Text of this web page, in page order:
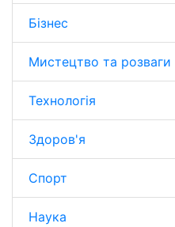
Бізнес
Мистецтво та розваги
Технологія
Здоров'я
Спорт
Наука